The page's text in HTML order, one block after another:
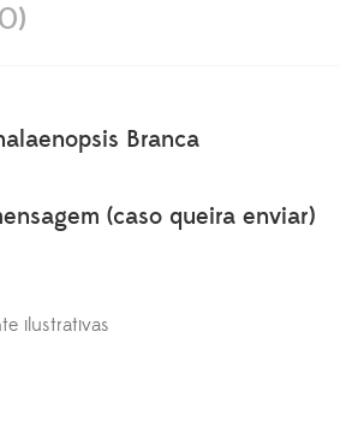
Branca
(caso queira enviar)
ilustrativas